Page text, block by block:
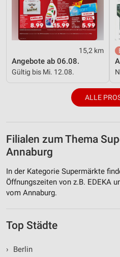
15,2 km
Angebote ab 06.08.
Gültig bis Mi. 12.08.
ALLE
Filialen zum Thema
Annaburg
In der Kategorie Supermärkte
Öffnungszeiten von z.B. EDEKA
vom Annaburg.
Top Städte
›
Berlin